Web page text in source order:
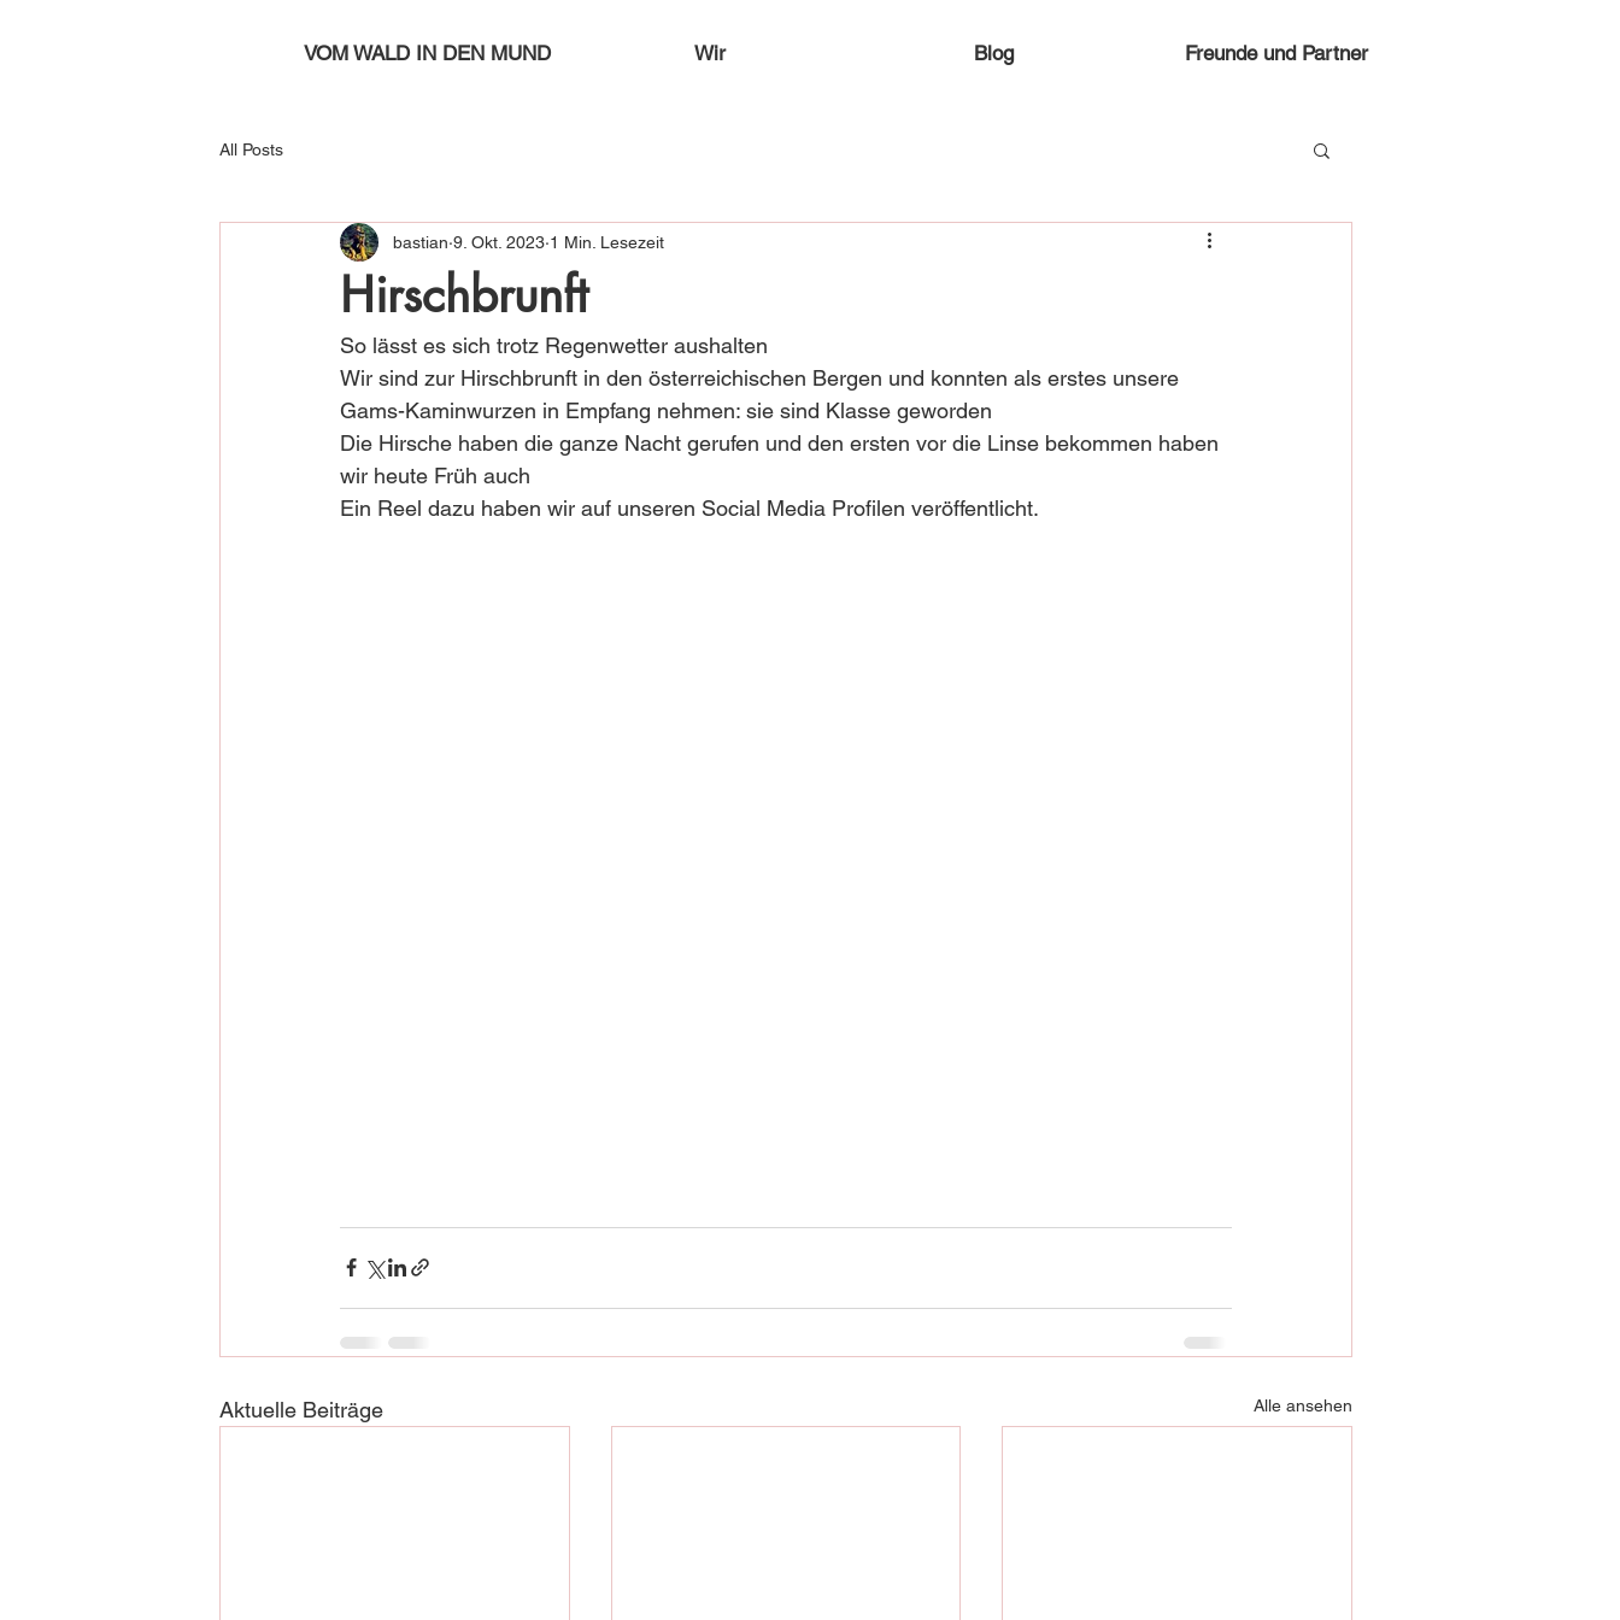
VOM WALD IN DEN MUND Wir Blog Freunde und Partner
All Posts
Hirschbrunft
bastian 9. Okt. 2023 1 Min. Lesezeit
So lässt es sich trotz Regenwetter aushalten
Wir sind zur Hirschbrunft in den österreichischen Bergen und konnten als erstes unsere
Gams-Kaminwurzen in Empfang nehmen: sie sind Klasse geworden
Die Hirsche haben die ganze Nacht gerufen und den ersten vor die Linse bekommen haben
wir heute Früh auch
Ein Reel dazu haben wir auf unseren Social Media Profilen veröffentlicht.
Aktuelle Beiträge Alle ansehen